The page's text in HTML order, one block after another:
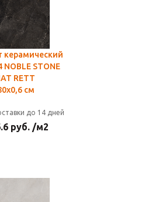
керамический
NOBLE STONE
RETT
см
до 14 дней
руб. /м2